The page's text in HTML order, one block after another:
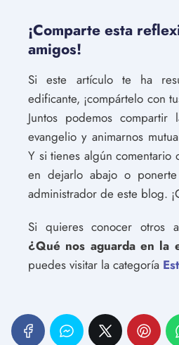
¡Comparte esta
amigos!
Si este artículo te ha
edificante, ¡compártelo con
Juntos podemos
evangelio y animarnos
Y si tienes algún
en dejarlo abajo o
administrador de este blog.
Si quieres conocer otros
¿Qué nos aguarda en la
puedes visitar la categoría